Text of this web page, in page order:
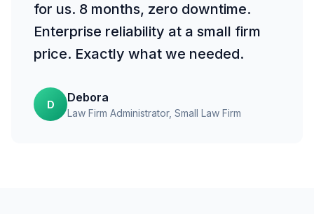
for us. 8 months, zero downtime.
Enterprise reliability at a small firm
price. Exactly what we needed.
D
Debora
Law Firm Administrator, Small Law Firm